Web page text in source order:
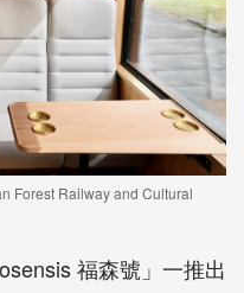
Forest Railway and Cultural
福森號」一推出